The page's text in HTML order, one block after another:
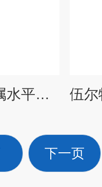
德国WURTH轻金属水平仪订货号0714644205
下一页